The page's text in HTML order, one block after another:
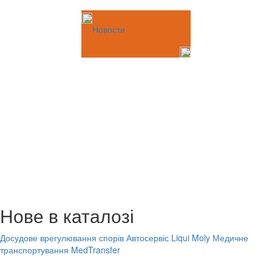
Новости
Нове в каталозі
Досудове врегулювання спорів Автосервіс Liqui Moly Медичне
транспортування MedTransfer